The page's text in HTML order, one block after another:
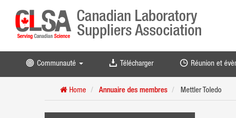
Communauté Télécharger Réunion et
Home Annuaire des membres Mettler Toledo